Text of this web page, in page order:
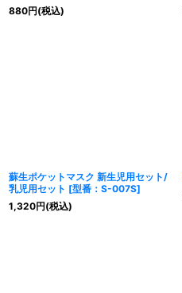
880円(税込)
蘇生ポケットマスク 新生児用セット/
乳児用セット [型番：S-007S]
1,320円(税込)